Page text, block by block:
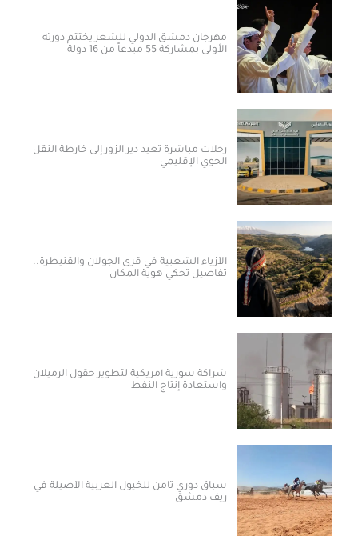
مهرجان دمشق الدولي للشعر يختتم دورته
الأولى بمشاركة 55 مبدعاً من 16 دولة
رحلات مباشرة تعيد دير الزور إلى خارطة النقل
الجوي الإقليمي
الأزياء الشعبية في قرى الجولان والقنيطرة..
تفاصيل تحكي هوية المكان
شراكة سورية أمريكية لتطوير حقول الرميلان
واستعادة إنتاج النفط
سباق دوري ثامن للخيول العربية الأصيلة في
ريف دمشق